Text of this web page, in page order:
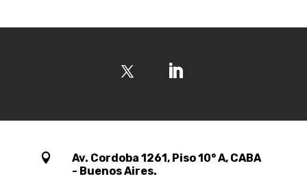

Av. Cordoba 1261, Piso 10° A, CABA
- Buenos Aires.